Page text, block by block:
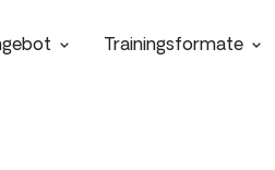
Trainingsformate